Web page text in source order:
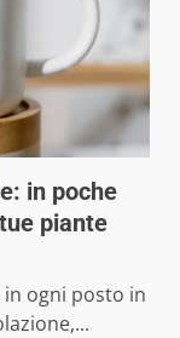
in poche
piante
ogni posto in